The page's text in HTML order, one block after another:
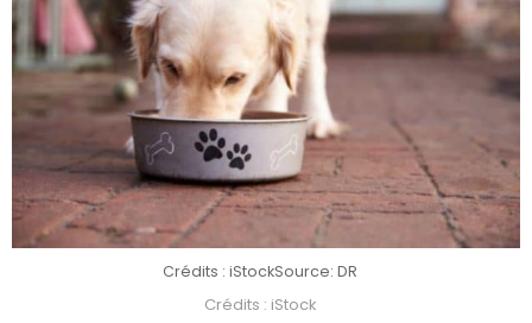
Crédits : iStockSource: DR
Crédits : iStock